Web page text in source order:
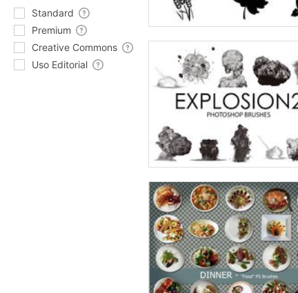
Standard
Premium
Creative Commons
Uso Editorial